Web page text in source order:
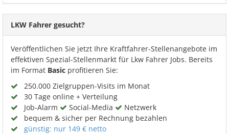
LKW Fahrer gesucht?
Veröffentlichen Sie jetzt Ihre Kraftfahrer-Stellenangebote im
effektiven Spezial-Stellenmarkt für Lkw Fahrer Jobs. Bereits
im Format Basic profitieren Sie:
250.000 Zielgruppen-Visits im Monat
30 Tage online + Verteilung
Job-Alarm
Social-Media
Netzwerk
bequem & sicher per Rechnung bezahlen
günstig: nur 149 € netto